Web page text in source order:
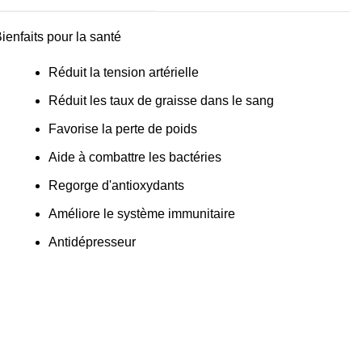
pour la santé
Réduit la tension artérielle
Réduit les taux de graisse dans le sang
Favorise la perte de poids
Aide à combattre les bactéries
Regorge d'antioxydants
Améliore le système immunitaire
Antidépresseur